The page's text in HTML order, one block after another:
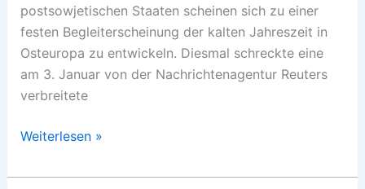
postsowjetischen Staaten scheinen sich zu einer
festen Begleiterscheinung der kalten Jahreszeit in
Osteuropa zu entwickeln. Diesmal schreckte eine
am 3. Januar von der Nachrichtenagentur Reuters
verbreitete
Programmierte
Weiterlesen »